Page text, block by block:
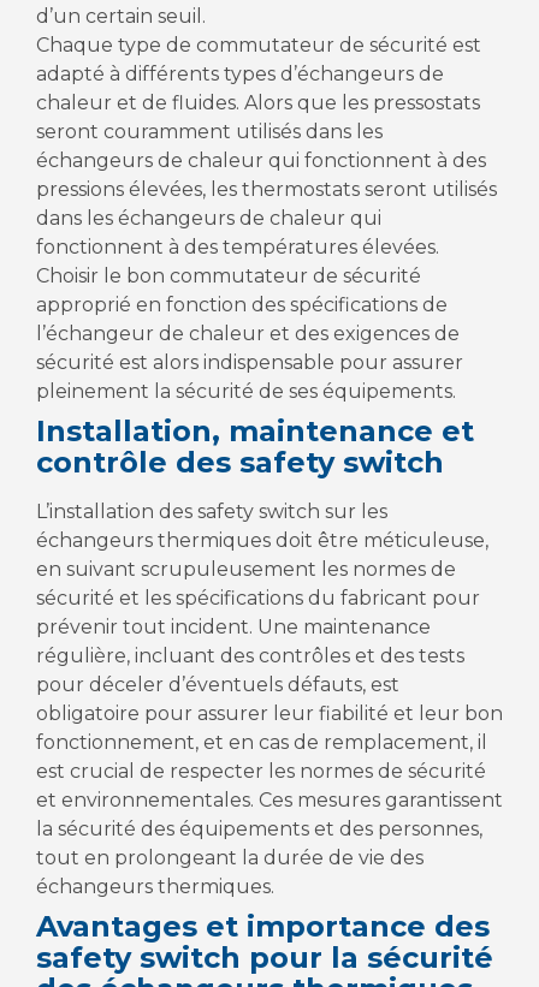
d’un certain seuil.
Chaque type de commutateur de sécurité est
adapté à différents types d’échangeurs de
chaleur et de fluides. Alors que les pressostats
seront couramment utilisés dans les
échangeurs de chaleur qui fonctionnent à des
pressions élevées, les thermostats seront utilisés
dans les échangeurs de chaleur qui
fonctionnent à des températures élevées.
Choisir le bon commutateur de sécurité
approprié en fonction des spécifications de
l’échangeur de chaleur et des exigences de
sécurité est alors indispensable pour assurer
pleinement la sécurité de ses équipements.
Installation, maintenance et
contrôle des safety switch
L’installation des safety switch sur les
échangeurs thermiques doit être méticuleuse,
en suivant scrupuleusement les normes de
sécurité et les spécifications du fabricant pour
prévenir tout incident. Une maintenance
régulière, incluant des contrôles et des tests
pour déceler d’éventuels défauts, est
obligatoire pour assurer leur fiabilité et leur bon
fonctionnement, et en cas de remplacement, il
est crucial de respecter les normes de sécurité
et environnementales. Ces mesures garantissent
la sécurité des équipements et des personnes,
tout en prolongeant la durée de vie des
échangeurs thermiques.
Avantages et importance des
safety switch pour la sécurité